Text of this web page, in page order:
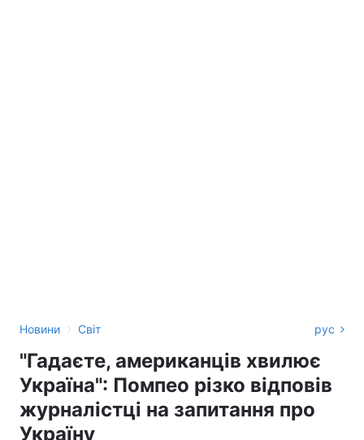
Новини › Світ рус
"Гадаєте, американців хвилює
Україна": Помпео різко відповів
журналістці на запитання про
Україну